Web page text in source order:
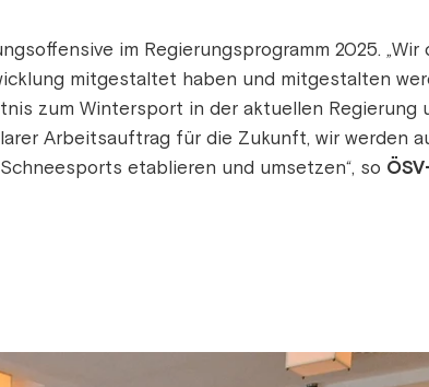
im Regierungsprogramm 2025. „Wir
mitgestaltet haben und mitgestalten
zum Wintersport in der aktuellen Regierung
Arbeitsauftrag für die Zukunft, wir werden
etablieren und umsetzen“, so